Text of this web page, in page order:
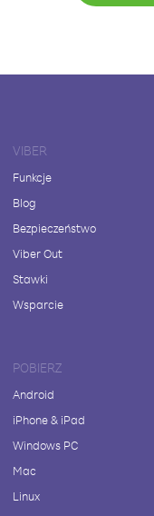
VIBER
Funkcje
Blog
Bezpieczeństwo
Viber Out
Stawki
Wsparcie
POBIERZ
Android
iPhone & iPad
Windows PC
Mac
Linux